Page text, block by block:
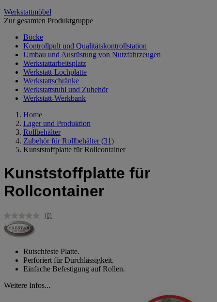
Werkstattmöbel
Zur gesamten Produktgruppe
Böcke
Kontrollpult und Qualitätskontrollstation
Umbau und Ausrüstung von Nutzfahrzeugen
Werkstattarbeitsplatz
Werkstatt-Lochplatte
Werkstattschränke
Werkstattstuhl und Zubehör
Werkstatt-Werkbank
Home
Lager und Produktion
Rollbehälter
Zubehör für Rollbehälter (31)
Kunststoffplatte für Rollcontainer
Kunststoffplatte für
Rollcontainer
Kein
derselben
Seite.
(0)
Rutschfeste Platte.
Perforiert für Durchlässigkeit.
Einfache Befestigung auf Rollen.
Weitere Infos...